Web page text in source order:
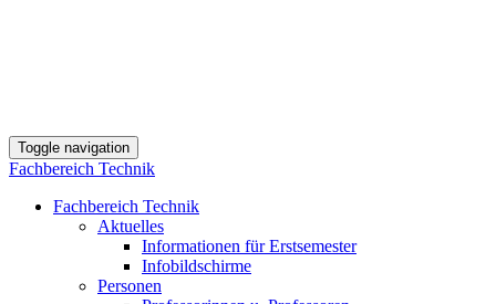
Toggle navigation
Fachbereich Technik
Fachbereich Technik
Aktuelles
Informationen für Erstsemester
Infobildschirme
Personen